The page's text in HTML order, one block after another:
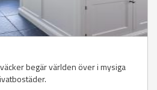
begär världen över i mysiga